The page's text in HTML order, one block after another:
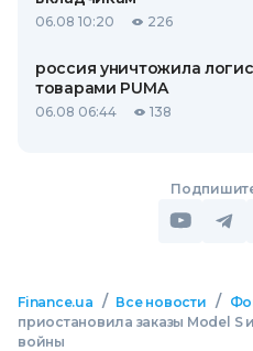
06.08 10:20 226
россия уничтожила
товарами PUMA
06.08 06:44 138
Finance.ua / Все новости /
приостановила заказы Model S
войны